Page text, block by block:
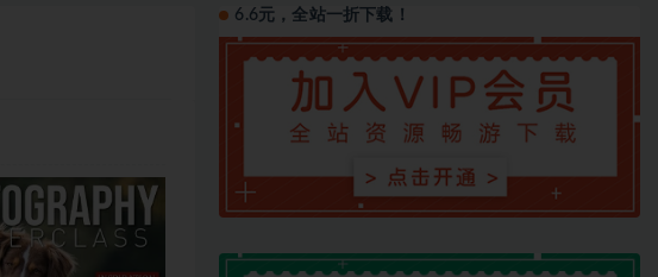
6.6元，全站一折下载！